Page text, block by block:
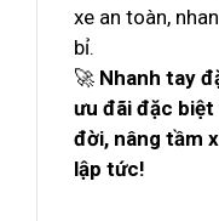
xe an toàn,
bỉ.
🚀 Nhanh tay
ưu đãi đặc
đời, nâng tầm
lập tức!